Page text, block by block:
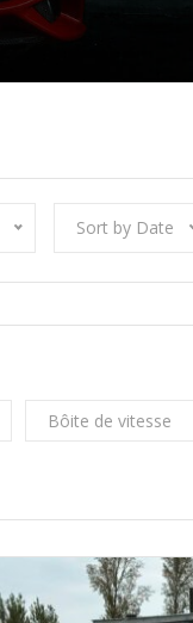
Sort by Date
Bôite de vitesse